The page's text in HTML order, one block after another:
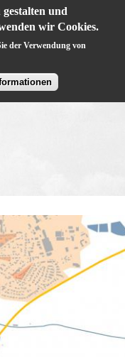
und
wir Cookies.
der Verwendung von